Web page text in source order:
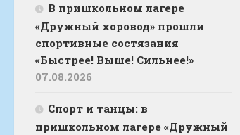
В пришкольном лагере
«Дружный хоровод» прошли
спортивные состязания
«Быстрее! Выше! Сильнее!»
07.08.2026
Спорт и танцы: в
пришкольном лагере «Дружный